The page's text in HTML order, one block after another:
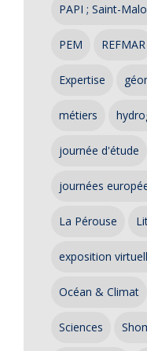
PAPI ; Saint-
PEM REFMAR
Expertise
métiers
journée d'étude
journées
La Pérouse
exposition
Océan & Climat
Sciences